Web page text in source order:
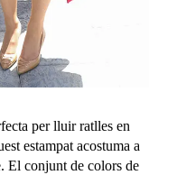
per lluir ratlles en
estampat acostuma a
El conjunt de colors de